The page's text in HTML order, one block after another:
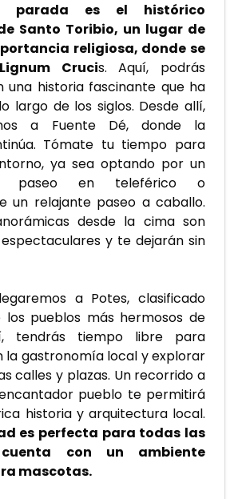
parada es el histórico
Santo Toribio, un lugar de
religiosa, donde se
Crucis. Aquí, podrás
una historia fascinante que ha
largo de los siglos. Desde allí,
a Fuente Dé, donde la
Tómate tu tiempo para
ya sea optando por un
paseo en teleférico o
un relajante paseo a caballo.
desde la cima son
y te dejarán sin
a Potes, clasificado
pueblos más hermosos de
tendrás tiempo libre para
la gastronomía local y explorar
calles y plazas. Un recorrido a
pueblo te permitirá
es perfecta para todas las
con un ambiente
mascotas.